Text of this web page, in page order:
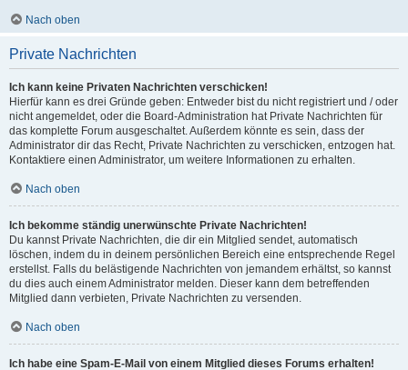
Nach oben
Private Nachrichten
Ich kann keine Privaten Nachrichten verschicken!
Hierfür kann es drei Gründe geben: Entweder bist du nicht registriert und / oder
nicht angemeldet, oder die Board-Administration hat Private Nachrichten für
das komplette Forum ausgeschaltet. Außerdem könnte es sein, dass der
Administrator dir das Recht, Private Nachrichten zu verschicken, entzogen hat.
Kontaktiere einen Administrator, um weitere Informationen zu erhalten.
Nach oben
Ich bekomme ständig unerwünschte Private Nachrichten!
Du kannst Private Nachrichten, die dir ein Mitglied sendet, automatisch
löschen, indem du in deinem persönlichen Bereich eine entsprechende Regel
erstellst. Falls du belästigende Nachrichten von jemandem erhältst, so kannst
du dies auch einem Administrator melden. Dieser kann dem betreffenden
Mitglied dann verbieten, Private Nachrichten zu versenden.
Nach oben
Ich habe eine Spam-E-Mail von einem Mitglied dieses Forums erhalten!